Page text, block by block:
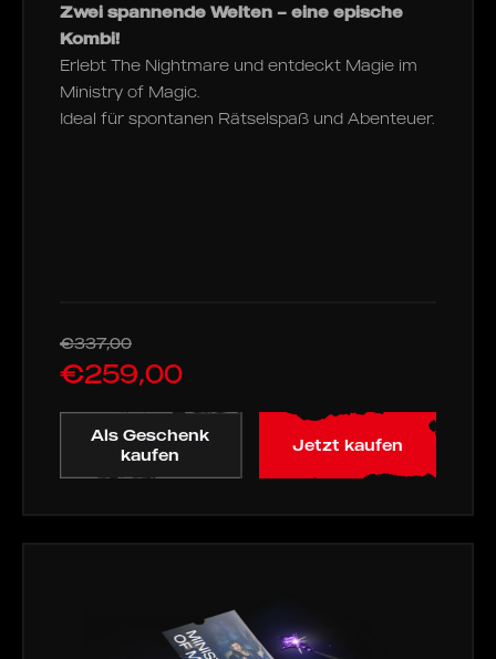
Zwei spannende Welten – eine epische
Kombi!
Erlebt The Nightmare und entdeckt Magie im
Ministry of Magic.
Ideal für spontanen Rätselspaß und Abenteuer.
€337,00
€259,00
Als Geschenk
kaufen
Jetzt kaufen